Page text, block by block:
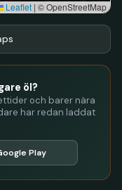
Leaflet | © OpenStreetMap
öl?
och barer nära
har redan laddat
Play